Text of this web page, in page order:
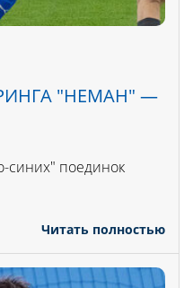
"НЕМАН" —
синих" поединок
Читать полностью